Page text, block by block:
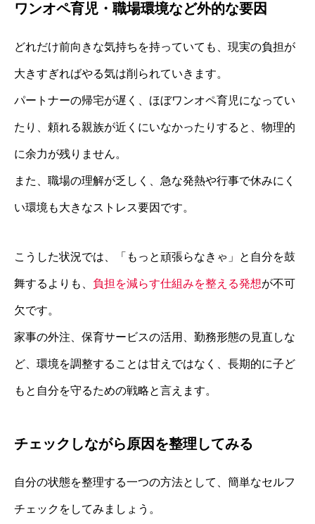
ワンオペ育児・職場環境など外的な要因
どれだけ前向きな気持ちを持っていても、現実の負担が
大きすぎればやる気は削られていきます。
パートナーの帰宅が遅く、ほぼワンオペ育児になってい
たり、頼れる親族が近くにいなかったりすると、物理的
に余力が残りません。
また、職場の理解が乏しく、急な発熱や行事で休みにく
い環境も大きなストレス要因です。
こうした状況では、「もっと頑張らなきゃ」と自分を鼓
舞するよりも、 負担を減らす仕組みを整える発想が不可
欠です。
家事の外注、保育サービスの活用、勤務形態の見直しな
ど、環境を調整することは甘えではなく、長期的に子ど
もと自分を守るための戦略と言えます。
チェックしながら原因を整理してみる
自分の状態を整理する一つの方法として、簡単なセルフ
チェックをしてみましょう。